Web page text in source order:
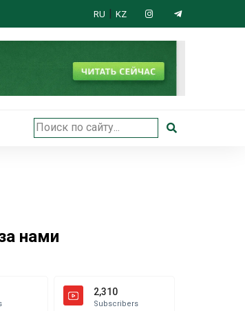
RU | KZ
нами
2,310
Subscribers